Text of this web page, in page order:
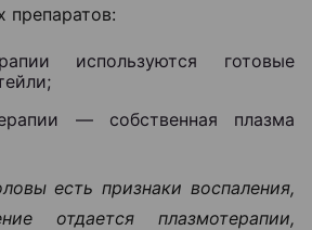
препаратов:
используются готовые
— собственная плазма
есть признаки воспаления,
отдается плазмотерапии,